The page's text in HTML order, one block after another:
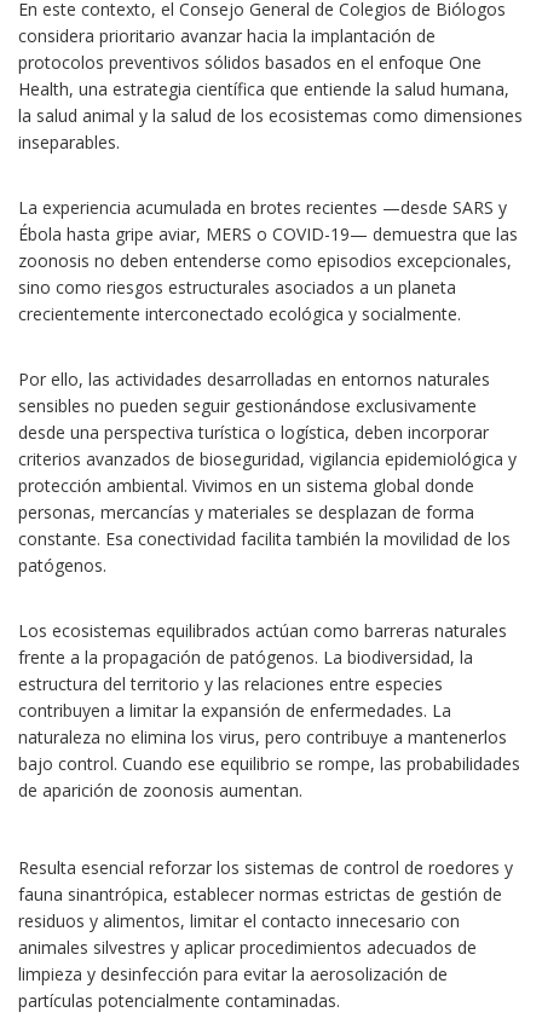
En este contexto, el Consejo General de Colegios de Biólogos
considera prioritario avanzar hacia la implantación de
protocolos preventivos sólidos basados en el enfoque One
Health, una estrategia científica que entiende la salud humana,
la salud animal y la salud de los ecosistemas como dimensiones
inseparables.
La experiencia acumulada en brotes recientes —desde SARS y
Ébola hasta gripe aviar, MERS o COVID-19— demuestra que las
zoonosis no deben entenderse como episodios excepcionales,
sino como riesgos estructurales asociados a un planeta
crecientemente interconectado ecológica y socialmente.
Por ello, las actividades desarrolladas en entornos naturales
sensibles no pueden seguir gestionándose exclusivamente
desde una perspectiva turística o logística, deben incorporar
criterios avanzados de bioseguridad, vigilancia epidemiológica y
protección ambiental. Vivimos en un sistema global donde
personas, mercancías y materiales se desplazan de forma
constante. Esa conectividad facilita también la movilidad de los
patógenos.
Los ecosistemas equilibrados actúan como barreras naturales
frente a la propagación de patógenos. La biodiversidad, la
estructura del territorio y las relaciones entre especies
contribuyen a limitar la expansión de enfermedades. La
naturaleza no elimina los virus, pero contribuye a mantenerlos
bajo control. Cuando ese equilibrio se rompe, las probabilidades
de aparición de zoonosis aumentan.
Resulta esencial reforzar los sistemas de control de roedores y
fauna sinantrópica, establecer normas estrictas de gestión de
residuos y alimentos, limitar el contacto innecesario con
animales silvestres y aplicar procedimientos adecuados de
limpieza y desinfección para evitar la aerosolización de
partículas potencialmente contaminadas.